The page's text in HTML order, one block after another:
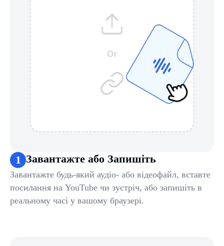
1 Завантажте або Запишіть
Завантажте будь-який аудіо- або відеофайл, вставте
посилання на YouTube чи зустріч, або запишіть в
реальному часі у вашому браузері.